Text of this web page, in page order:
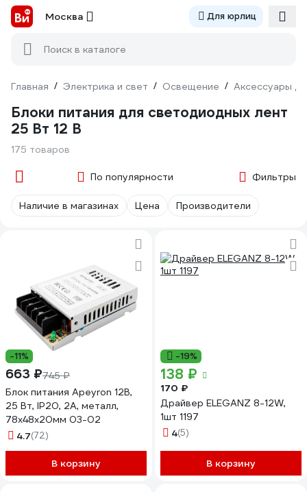
Москва Для юрлиц
Поиск в каталоге
Главная / Электрика и свет / Освещение / Аксессуары
Блоки питания для светодиодных лент
25 Вт 12 В
175 товаров
По популярности Фильтры
Наличие в магазинах Цена Производители
-11%
663 ₽745 ₽
Блок питания Apeyron 12В,
25 Вт, IP20, 2А, металл,
78х48х20мм 03-02
4.7(72)
В корзину
-19%
138 ₽
170 ₽
Драйвер ELEGANZ 8-12W,
1шт 1197
4(5)
В корзину